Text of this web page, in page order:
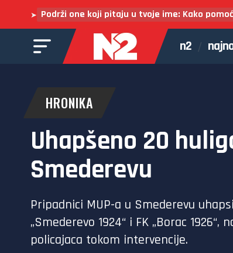
➤ Podrži one koji pitaju u tvoje ime: Kako
n2
HRONIKA
Uhapšeno 20
Smederevu
Pripadnici MUP-a u Smederevu
„Smederevo 1924“ i FK „Borac
policajaca tokom intervencije.